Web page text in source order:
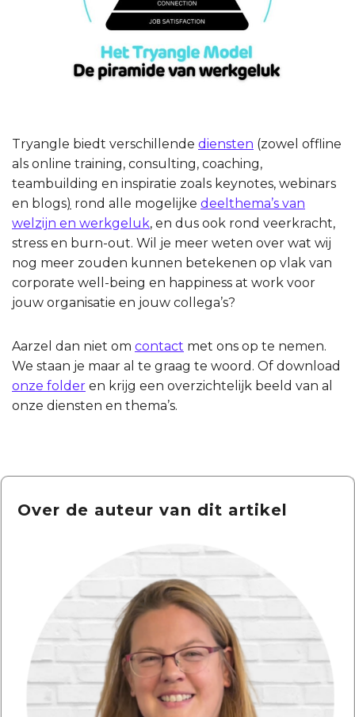
Tryangle biedt verschillende diensten (zowel offline
als online training, consulting, coaching,
teambuilding en inspiratie zoals keynotes, webinars
en blogs) rond alle mogelijke deelthema’s van
welzijn en werkgeluk, en dus ook rond veerkracht,
stress en burn-out. Wil je meer weten over wat wij
nog meer zouden kunnen betekenen op vlak van
corporate well-being en happiness at work voor
jouw organisatie en jouw collega’s?
Aarzel dan niet om contact met ons op te nemen.
We staan je maar al te graag te woord. Of download
onze folder en krijg een overzichtelijk beeld van al
onze diensten en thema’s.
Over de auteur van dit artikel